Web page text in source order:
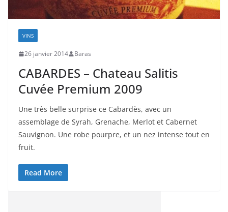
VINS
26 janvier 2014 Baras
CABARDES – Chateau Salitis
Cuvée Premium 2009
Une très belle surprise ce Cabardès, avec un
assemblage de Syrah, Grenache, Merlot et Cabernet
Sauvignon. Une robe pourpre, et un nez intense tout en
fruit.
Read More